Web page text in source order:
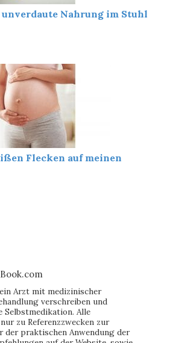
unverdaute Nahrung im Stuhl
Flecken auf meinen
Arzt mit medizinischer
verschreiben und
Selbstmedikation. Alle
zu Referenzzwecken zur
der praktischen Anwendung der